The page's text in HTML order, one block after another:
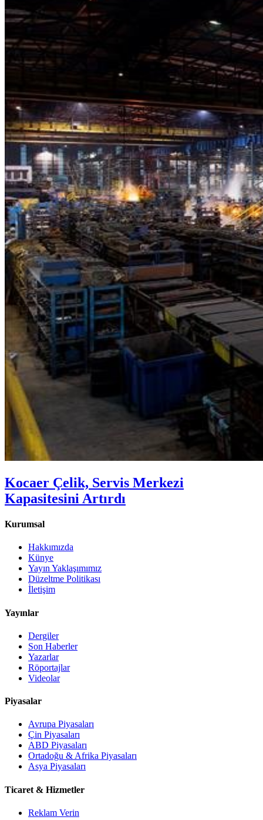
Kocaer Çelik, Servis Merkezi
Kapasitesini Artırdı
Kurumsal
Hakkımızda
Künye
Yayın Yaklaşımımız
Düzeltme Politikası
İletişim
Yayınlar
Dergiler
Son Haberler
Yazarlar
Röportajlar
Videolar
Piyasalar
Avrupa Piyasaları
Çin Piyasaları
ABD Piyasaları
Ortadoğu & Afrika Piyasaları
Asya Piyasaları
Ticaret & Hizmetler
Reklam Verin